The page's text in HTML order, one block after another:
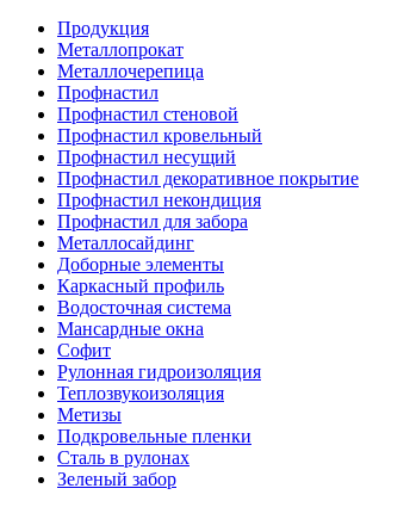
Продукция
Металлопрокат
Металлочерепица
Профнастил
Профнастил стеновой
Профнастил кровельный
Профнастил несущий
Профнастил декоративное покрытие
Профнастил некондиция
Профнастил для забора
Металлосайдинг
Доборные элементы
Каркасный профиль
Водосточная система
Мансардные окна
Софит
Рулонная гидроизоляция
Теплозвукоизоляция
Метизы
Подкровельные пленки
Сталь в рулонах
Зеленый забор